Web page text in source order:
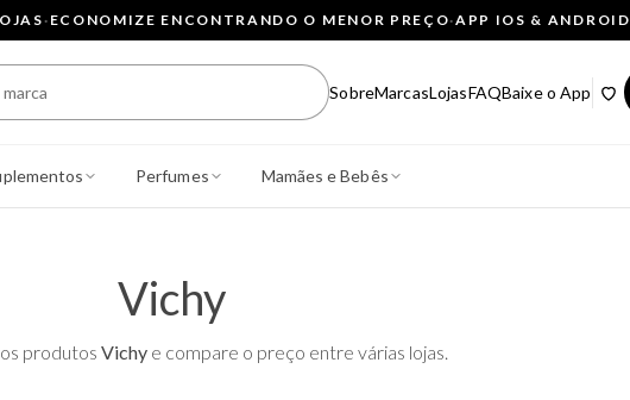
· ECONOMIZE ENCONTRANDO O MENOR PREÇO·APP IOS & ANDROID
SobreMarcasLojasFAQBaixe o App
Perfumes Mamães e Bebês
Vichy
produtos Vichy e compare o preço entre várias lojas.